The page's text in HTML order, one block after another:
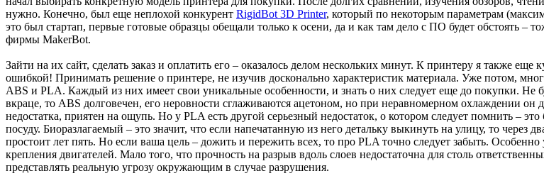
нужно. Конечно, был еще неплохой конкурент RigidBot 3D Printer, который по некоторым параметрам
это был стартап, первые готовые образцы обещали только к осени, да и как там дело с ПО будет обстоять –
фирмы MakerBot.
Зайти на их сайт, сделать заказ и оплатить его – оказалось делом нескольких минут. К принтеру я также
ошибкой! Принимать решение о принтере, не изучив досконально характеристик материала. Уже потом,
ABS и PLA. Каждый из них имеет свои уникальные особенности, и знать о них следует еще до покупки. Не
вкраце, то ABS долговечен, его неровности сглаживаются ацетоном, но при неравномерном охлаждении
недостатка, приятен на ощупь. Но у PLA есть другой серьезный недостаток, о котором следует помнить –
посуду. Биоразлагаемый – это значит, что если напечатанную из него детальку выкинуть на улицу, то через
простоит лет пять. Но если ваша цель – дожить и пережить всех, то про PLA точно следует забыть.
крепления двигателей. Мало того, что прочность на разрыв вдоль слоев недостаточна для столь
представлять реальную угрозу окружающим в случае разрушения.